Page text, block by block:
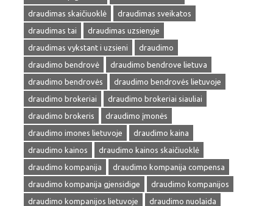
draudimas skaičiuoklė
draudimas sveikatos
draudimas tai
draudimas uzsienyje
draudimas vykstant i uzsieni
draudimo
draudimo bendrovė
draudimo bendrove lietuva
draudimo bendrovės
draudimo bendrovės lietuvoje
draudimo brokeriai
draudimo brokeriai siauliai
draudimo brokeris
draudimo įmonės
draudimo imones lietuvoje
draudimo kaina
draudimo kainos
draudimo kainos skaičiuoklė
draudimo kompanija
draudimo kompanija compensa
draudimo kompanija gjensidige
draudimo kompanijos
draudimo kompanijos lietuvoje
draudimo nuolaida